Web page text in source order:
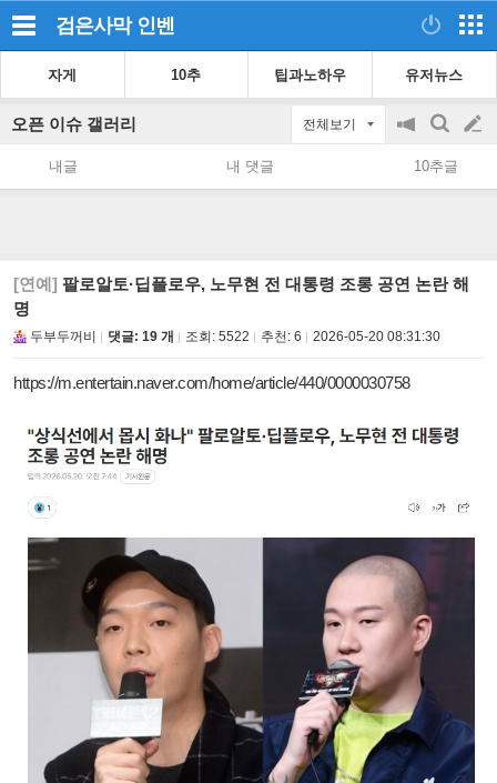
검은사막 인벤
자게 10추 팁과노하우 유저뉴스
오픈 이슈 갤러리 전체보기
공
지
on/off
검
색
글
쓰
내글 내 댓글 10추글
[연예] 팔로알토·딥플로우, 노무현 전 대통령 조롱 공연 논란 해
명
두부두꺼비 댓글: 19 개 조회: 5522 추천: 6 2026-05-20 08:31:30
https://m.entertain.naver.com/home/article/440/0000030758